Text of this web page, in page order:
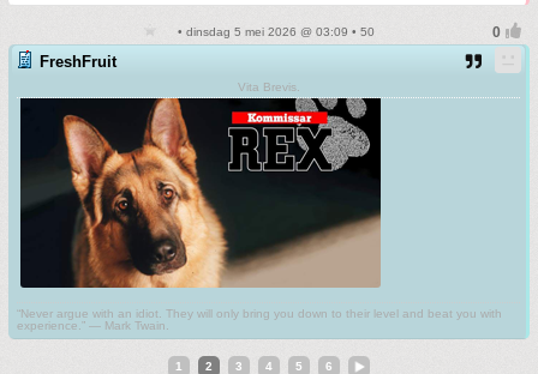
• dinsdag 5 mei 2026 @ 03:09 • 50
FreshFruit
Vita Brevis.
“Never argue with an idiot. They will only bring you down to their level and beat you with
experience.” ― Mark Twain.
1 2 3 4 5 6